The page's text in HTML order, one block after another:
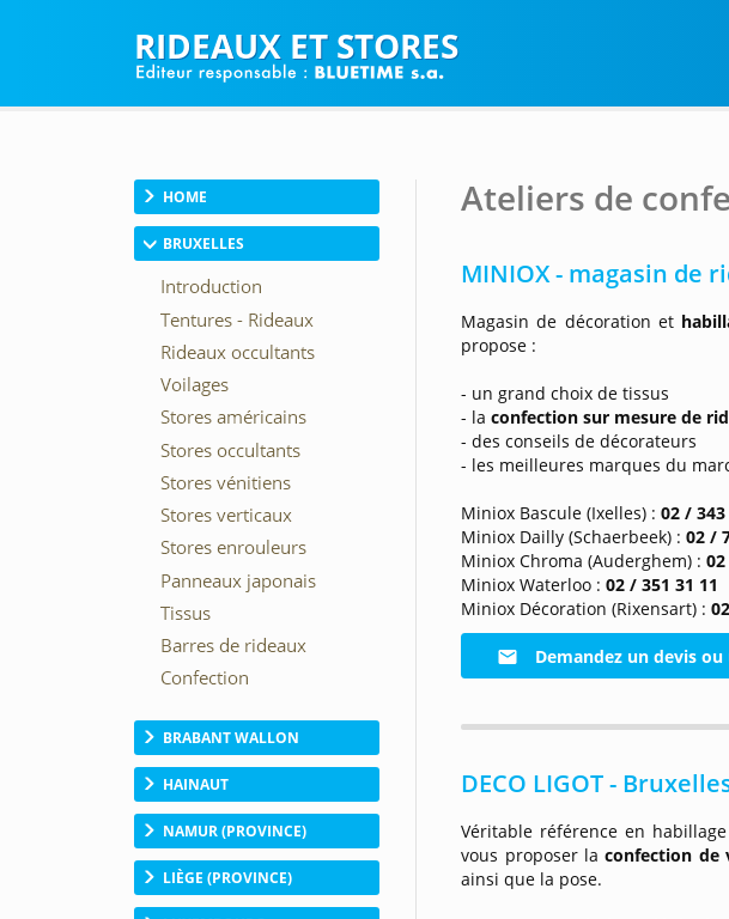
RIDEAUX ET STORES
HOME
BRUXELLES
BRABANT WALLON
HAINAUT
NAMUR (PROVINCE)
LIÈGE (PROVINCE)
Ateliers de
MINIOX - magasin de
Magasin de décoration et
propose :
- un grand choix de tissus
- laconfection sur mesure de
- des conseils de décorateurs
- les meilleures marques du
Miniox Bascule (Ixelles) :02 /
Miniox Dailly (Schaerbeek) :02 /
Miniox Chroma (Auderghem) :
Miniox Waterloo :02 / 351 31 11
Miniox Décoration (Rixensart) :
Demandez un devis ou
DECO LIGOT -
Véritable référence en
vous proposer laconfection de
ainsi que la pose.